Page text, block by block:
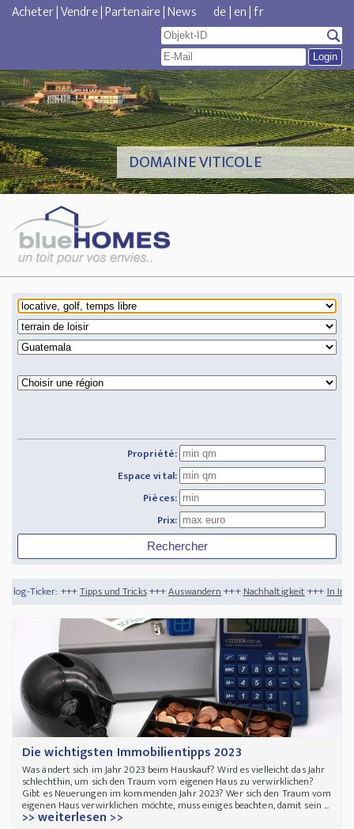
Acheter|Vendre|Partenaire|News de|en|fr
DOMAINE VITICOLE
Propriété:
Espace vital:
Pièces:
Prix:
und Tricks+++Auswandern+++Nachhaltigkeit+++In Immobilien
Die wichtigsten Immobilientipps 2023
Was ändert sich im Jahr 2023 beim Hauskauf? Wird es vielleicht das Jahr
schlechthin, um sich den Traum vom eigenen Haus zu verwirklichen?
Gibt es Neuerungen im kommenden Jahr 2023? Wer sich den Traum vom
eigenen Haus verwirklichen möchte, muss einiges beachten, damit sein ...
>> weiterlesen >>